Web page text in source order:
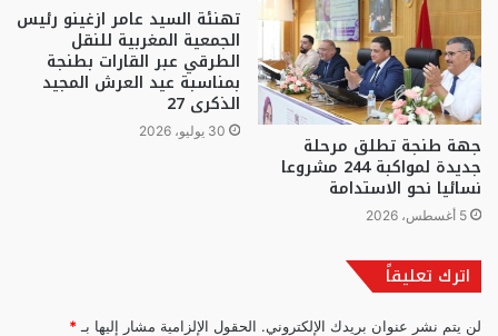
جهة طنجة تطلق مرحلة
جديدة لمواكبة 244 مشروعا
نسائيا نحو الاستدامة
5 أغسطس، 2026
تهنئة السيد عامر ازغينو رئيس
الجمعية المغربية للنقل
الطرقي عبر القارات بطنجة
بمناسبة عيد العرش المجيد
الذكرى 27
30 يوليو، 2026
اترك تعليقاً
لن يتم نشر عنوان بريدك الإلكتروني. الحقول الإلزامية مشار إليها بـ *